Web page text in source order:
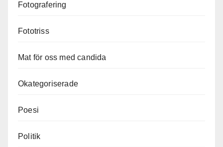
Fotografering
Fototriss
Mat för oss med candida
Okategoriserade
Poesi
Politik